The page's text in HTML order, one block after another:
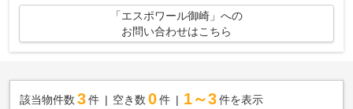
「エスポワール御崎」への
お問い合わせはこちら
該当物件数 3件 空き数 0 件 1～3 件を表示